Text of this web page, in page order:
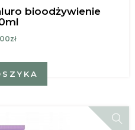
bioodżywienie